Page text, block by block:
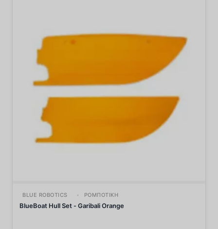
BLUE ROBOTICS ΡΟΜΠΟΤΙΚΉ
BlueBoat Hull Set - Garibali Orange